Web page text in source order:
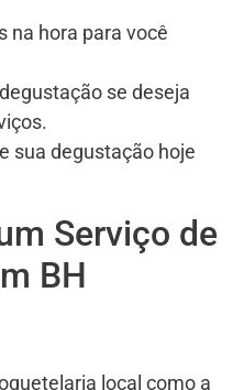
na hora para você
se deseja
sua degustação hoje
Serviço de
BH
local como a